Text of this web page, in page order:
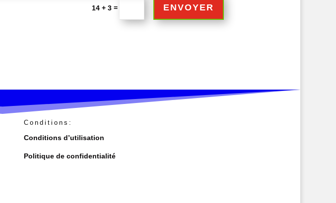
14 + 3= ENVOYER
Conditions:
Conditions d’utilisation
Politique de confidentialité